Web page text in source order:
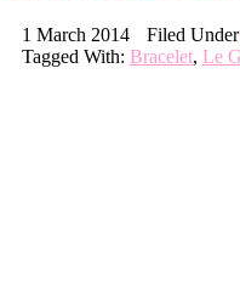
1 March 2014 Filed
Tagged With: Bracelet, Le